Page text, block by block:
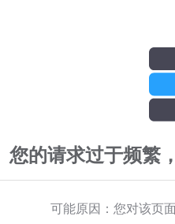
您的请求过于频繁
可能原因：您对该页